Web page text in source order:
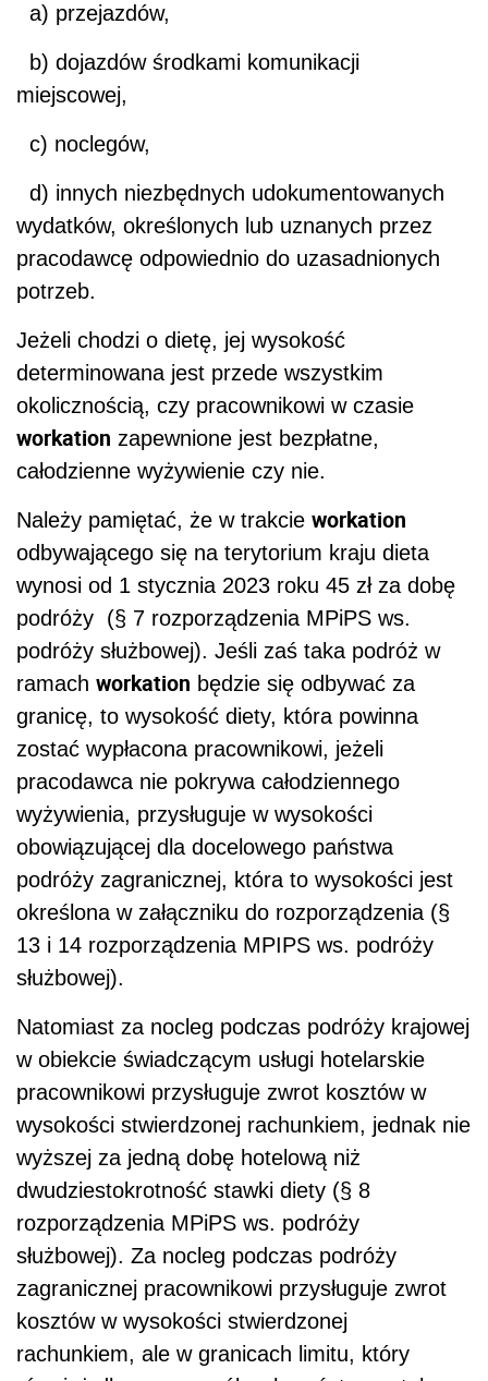
a) przejazdów,
b) dojazdów środkami komunikacji
miejscowej,
c) noclegów,
d) innych niezbędnych udokumentowanych
wydatków, określonych lub uznanych przez
pracodawcę odpowiednio do uzasadnionych
potrzeb.
Jeżeli chodzi o dietę, jej wysokość
determinowana jest przede wszystkim
okolicznością, czy pracownikowi w czasie
workation zapewnione jest bezpłatne,
całodzienne wyżywienie czy nie.
Należy pamiętać, że w trakcie workation
odbywającego się na terytorium kraju dieta
wynosi od 1 stycznia 2023 roku 45 zł za dobę
podróży (§ 7 rozporządzenia MPiPS ws.
podróży służbowej). Jeśli zaś taka podróż w
ramach workation będzie się odbywać za
granicę, to wysokość diety, która powinna
zostać wypłacona pracownikowi, jeżeli
pracodawca nie pokrywa całodziennego
wyżywienia, przysługuje w wysokości
obowiązującej dla docelowego państwa
podróży zagranicznej, która to wysokości jest
określona w załączniku do rozporządzenia (§
13 i 14 rozporządzenia MPIPS ws. podróży
służbowej).
Natomiast za nocleg podczas podróży krajowej
w obiekcie świadczącym usługi hotelarskie
pracownikowi przysługuje zwrot kosztów w
wysokości stwierdzonej rachunkiem, jednak nie
wyższej za jedną dobę hotelową niż
dwudziestokrotność stawki diety (§ 8
rozporządzenia MPiPS ws. podróży
służbowej). Za nocleg podczas podróży
zagranicznej pracownikowi przysługuje zwrot
kosztów w wysokości stwierdzonej
rachunkiem, ale w granicach limitu, który